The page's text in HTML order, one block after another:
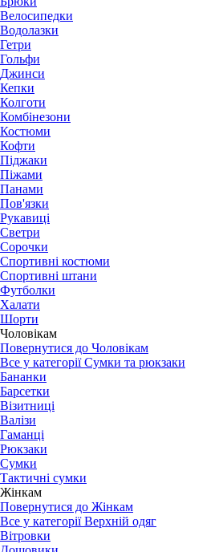
Велосипедки
Водолазки
Гетри
Гольфи
Джинси
Кепки
Колготи
Комбінезони
Костюми
Кофти
Піджаки
Піжами
Панами
Пов'язки
Рукавиці
Светри
Сорочки
Спортивні костюми
Спортивні штани
Футболки
Халати
Шорти
Чоловікам
Повернутися до Чоловікам
Все у категорії Сумки та рюкзаки
Бананки
Барсетки
Візитниці
Валізи
Гаманці
Рюкзаки
Сумки
Тактичні сумки
Жінкам
Повернутися до Жінкам
Все у категорії Верхній одяг
Вітровки